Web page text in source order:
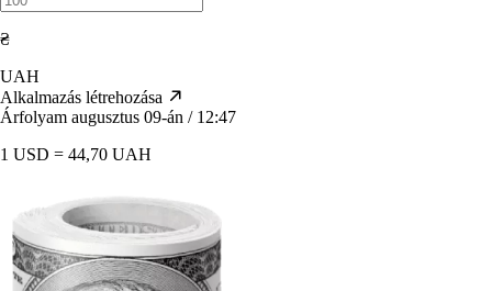
₴
UAH
Alkalmazás létrehozása
Árfolyam augusztus 09-án / 12:47
1 USD = 44,70 UAH